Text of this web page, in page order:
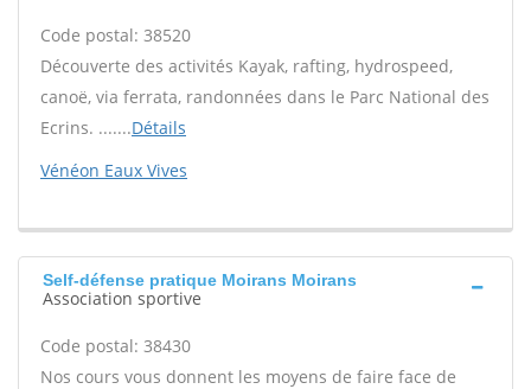
Code postal: 38520
Découverte des activités Kayak, rafting, hydrospeed,
canoë, via ferrata, randonnées dans le Parc National des
Ecrins. .......Détails
Vénéon Eaux Vives
Self-défense pratique Moirans Moirans
Association sportive
Code postal: 38430
Nos cours vous donnent les moyens de faire face de